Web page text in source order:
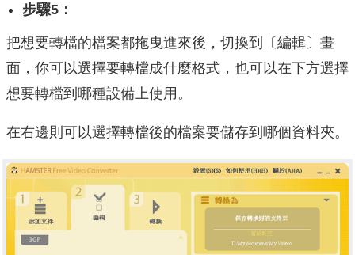
步驟5：
把想要轉檔的檔案都拖曳進來後，切換到〔編輯〕畫
面，你可以選擇要轉檔成什麼格式，也可以在下方選擇
想要轉檔到哪種設備上使用。
在右邊則可以選擇轉檔後的檔案要儲存到哪個資料夾。